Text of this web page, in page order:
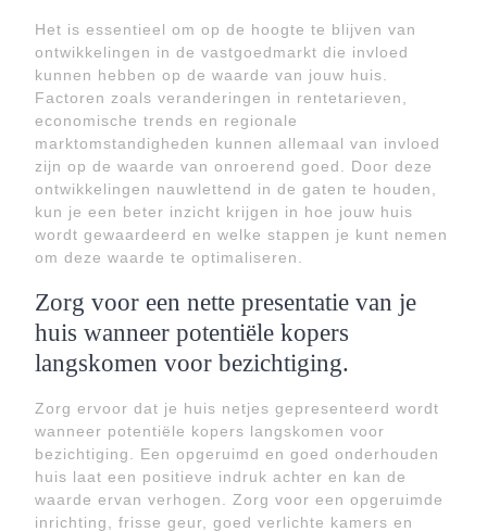
Het is essentieel om op de hoogte te blijven van
ontwikkelingen in de vastgoedmarkt die invloed
kunnen hebben op de waarde van jouw huis.
Factoren zoals veranderingen in rentetarieven,
economische trends en regionale
marktomstandigheden kunnen allemaal van invloed
zijn op de waarde van onroerend goed. Door deze
ontwikkelingen nauwlettend in de gaten te houden,
kun je een beter inzicht krijgen in hoe jouw huis
wordt gewaardeerd en welke stappen je kunt nemen
om deze waarde te optimaliseren.
Zorg voor een nette presentatie van je
huis wanneer potentiële kopers
langskomen voor bezichtiging.
Zorg ervoor dat je huis netjes gepresenteerd wordt
wanneer potentiële kopers langskomen voor
bezichtiging. Een opgeruimd en goed onderhouden
huis laat een positieve indruk achter en kan de
waarde ervan verhogen. Zorg voor een opgeruimde
inrichting, frisse geur, goed verlichte kamers en